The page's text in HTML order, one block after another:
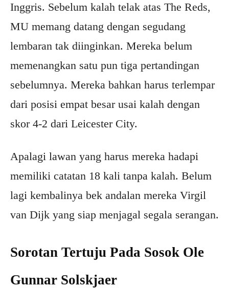
Inggris. Sebelum kalah telak atas The Reds,
MU memang datang dengan segudang
lembaran tak diinginkan. Mereka belum
memenangkan satu pun tiga pertandingan
sebelumnya. Mereka bahkan harus terlempar
dari posisi empat besar usai kalah dengan
skor 4-2 dari Leicester City.
Apalagi lawan yang harus mereka hadapi
memiliki catatan 18 kali tanpa kalah. Belum
lagi kembalinya bek andalan mereka Virgil
van Dijk yang siap menjagal segala serangan.
Sorotan Tertuju Pada Sosok Ole
Gunnar Solskjaer